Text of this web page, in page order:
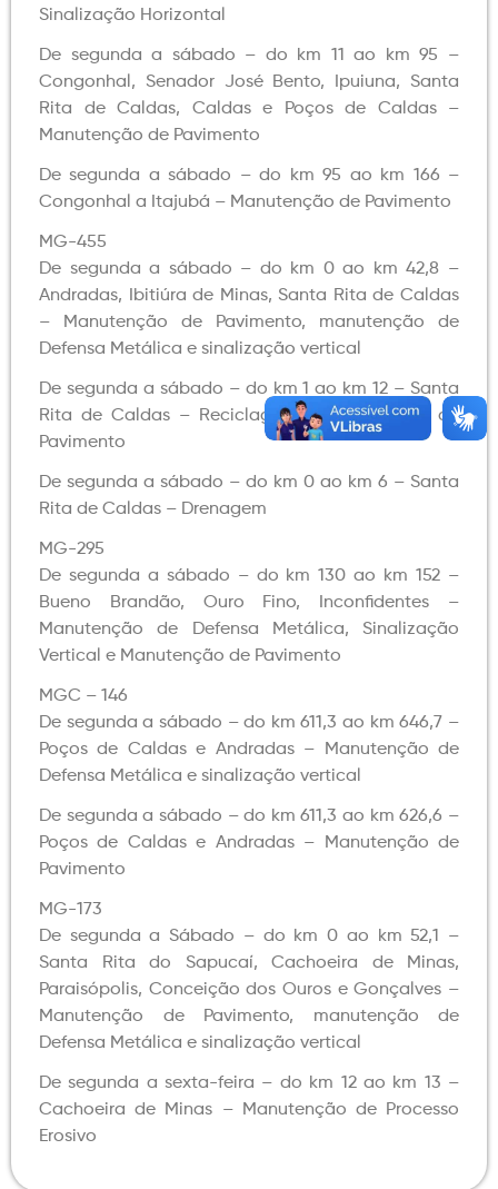
Sinalização Horizontal
De segunda a sábado – do km 11 ao km 95 –
Congonhal, Senador José Bento, Ipuiuna, Santa
Rita de Caldas, Caldas e Poços de Caldas –
Manutenção de Pavimento
De segunda a sábado – do km 95 ao km 166 –
Congonhal a Itajubá – Manutenção de Pavimento
MG-455
De segunda a sábado – do km 0 ao km 42,8 –
Andradas, Ibitiúra de Minas, Santa Rita de Caldas
– Manutenção de Pavimento, manutenção de
Defensa Metálica e sinalização vertical
De segunda a sábado – do km 1 ao km 12 – Santa
Rita de Caldas – Reciclagem e Manutenção de
Pavimento
De segunda a sábado – do km 0 ao km 6 – Santa
Rita de Caldas – Drenagem
MG-295
De segunda a sábado – do km 130 ao km 152 –
Bueno Brandão, Ouro Fino, Inconfidentes –
Manutenção de Defensa Metálica, Sinalização
Vertical e Manutenção de Pavimento
MGC – 146
De segunda a sábado – do km 611,3 ao km 646,7 –
Poços de Caldas e Andradas – Manutenção de
Defensa Metálica e sinalização vertical
De segunda a sábado – do km 611,3 ao km 626,6 –
Poços de Caldas e Andradas – Manutenção de
Pavimento
MG-173
De segunda a Sábado – do km 0 ao km 52,1 –
Santa Rita do Sapucaí, Cachoeira de Minas,
Paraisópolis, Conceição dos Ouros e Gonçalves –
Manutenção de Pavimento, manutenção de
Defensa Metálica e sinalização vertical
De segunda a sexta-feira – do km 12 ao km 13 –
Cachoeira de Minas – Manutenção de Processo
Erosivo